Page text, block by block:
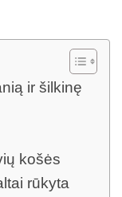
ir šilkinę
košės
rūkyta